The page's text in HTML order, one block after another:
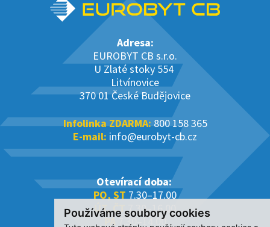
Používáme soubory cookies
Adresa:
EUROBYT CB s.r.o.
U Zlaté stoky 554
Litvínovice
370 01 České Budějovice
Infolinka ZDARMA:800 158 365
E-mail: info@eurobyt-cb.cz
Otevírací doba:
PO, ST 7.30–17.00
ÚT, ČT7.30–16.00
PÁ7.30–14.00